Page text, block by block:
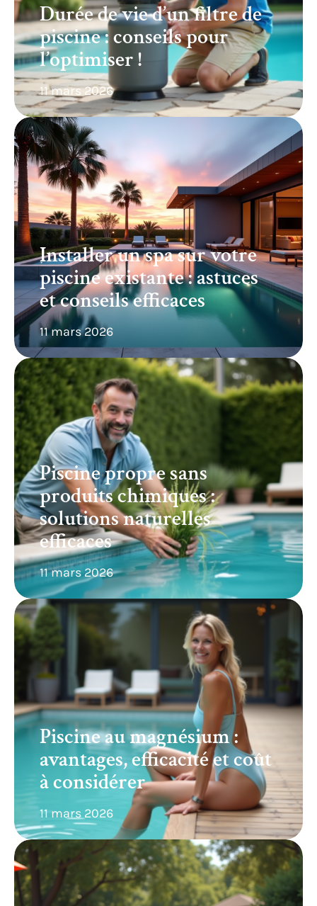
Durée de vie d’un filtre de
piscine : conseils pour
l’optimiser !
11 mars 2026
Installer un spa sur votre
piscine existante : astuces
et conseils efficaces
11 mars 2026
Piscine propre sans
produits chimiques :
solutions naturelles
efficaces
11 mars 2026
Piscine au magnésium :
avantages, efficacité et coût
à considérer
11 mars 2026